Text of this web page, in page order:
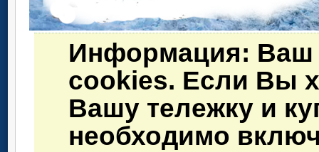
Информация: Ваш
cookies. Если Вы
Вашу тележку и
необходимо